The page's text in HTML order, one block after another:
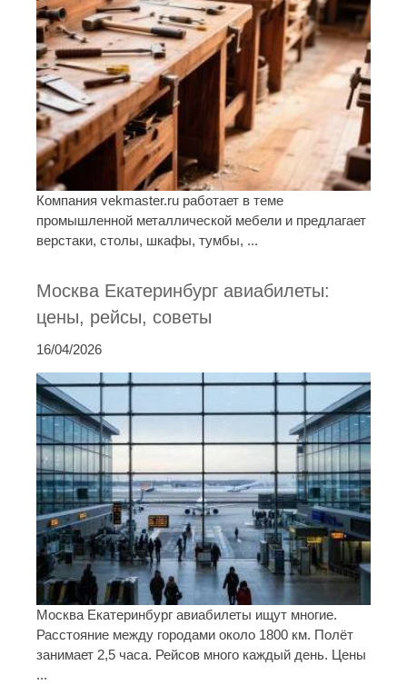
Компания vekmaster.ru работает в теме
промышленной металлической мебели и предлагает
верстаки, столы, шкафы, тумбы, ...
Москва Екатеринбург авиабилеты:
цены, рейсы, советы
16/04/2026
Москва Екатеринбург авиабилеты ищут многие.
Расстояние между городами около 1800 км. Полёт
занимает 2,5 часа. Рейсов много каждый день. Цены
...